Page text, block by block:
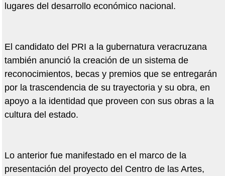
lugares del desarrollo económico nacional.
El candidato del PRI a la gubernatura veracruzana
también anunció la creación de un sistema de
reconocimientos, becas y premios que se entregarán
por la trascendencia de su trayectoria y su obra, en
apoyo a la identidad que proveen con sus obras a la
cultura del estado.
Lo anterior fue manifestado en el marco de la
presentación del proyecto del Centro de las Artes,